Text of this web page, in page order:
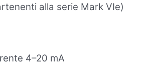
alla serie Mark VIe)
4–20 mA